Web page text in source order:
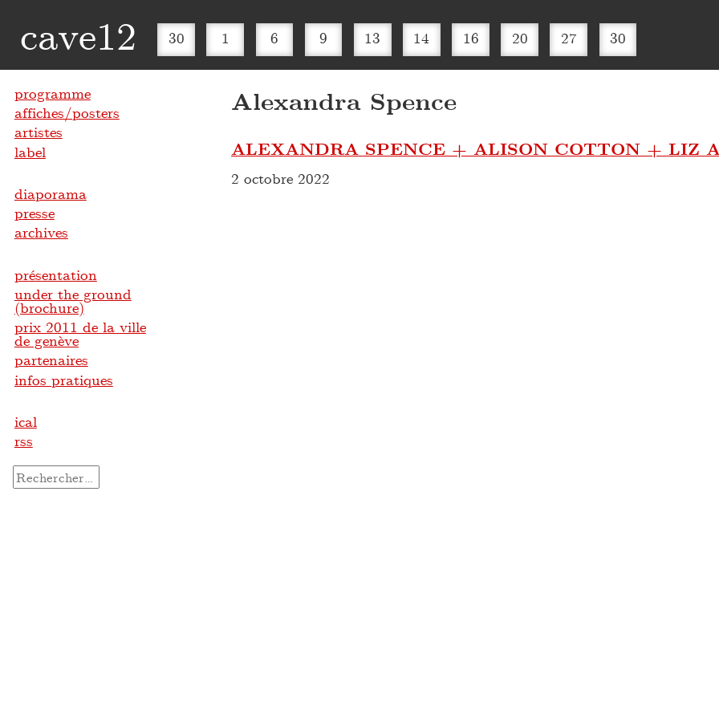
cave12 30 1 6 9 13 14 16 20 27 30
Alexandra Spence
ALEXANDRA SPENCE + ALISON COTTON + LIZ
2 octobre 2022
programme
affiches/posters
artistes
label
diaporama
presse
archives
présentation
under the ground
(brochure)
prix 2011 de la ville
de genève
partenaires
infos pratiques
ical
rss
Rechercher :